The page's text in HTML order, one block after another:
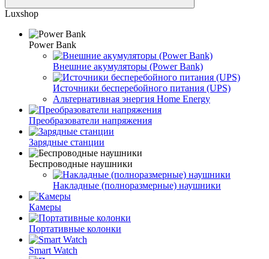
Luxshop
Power Bank
Внешние акумуляторы (Power Bank)
Источники бесперебойного питания (UPS)
Альтернативная энергия Home Energy
Преобразователи напряжения
Зарядные станции
Беспроводные наушники
Накладные (полноразмерные) наушники
Камеры
Портативные колонки
Smart Watch